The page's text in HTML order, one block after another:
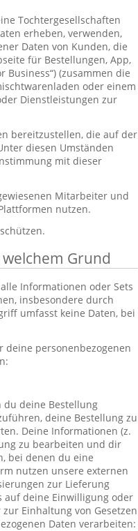
Tochtergesellschaften
erheben, verwenden,
Daten von Kunden, die
für Bestellungen, App,
Business“) (zusammen die
oder einem
Dienstleistungen zur
bereitzustellen, die auf der
diesen Umständen
mit dieser
Mitarbeiter und
nutzen.
Grund
Informationen oder Sets
insbesondere durch
umfasst keine Daten, bei
deine personenbezogenen
du deine Bestellung
deine Bestellung zu
Deine Informationen (z.
zu bearbeiten und dir
bei denen du eine
nutzen unsere externen
zur Lieferung
auf deine Einwilligung oder
Einhaltung von Gesetzen
Daten verarbeiten: